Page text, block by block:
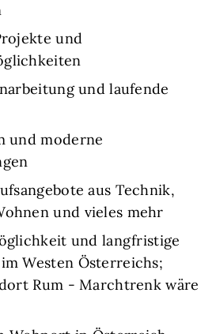
und
und laufende
und moderne
aus Technik,
und vieles mehr
und langfristige
Westen Österreichs;
Rum - Marchtrenk wäre